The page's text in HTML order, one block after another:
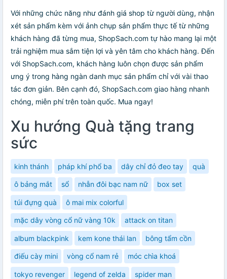
Với những chức năng như đánh giá shop từ người dùng, nhận
xét sản phẩm kèm với ảnh chụp sản phẩm thực tế từ những
khách hàng đã từng mua, ShopSach.com tự hào mang lại một
trải nghiệm mua sắm tiện lợi và yên tâm cho khách hàng. Đến
với ShopSach.com, khách hàng luôn chọn được sản phẩm
ưng ý trong hàng ngàn danh mục sản phẩm chỉ với vài thao
tác đơn giản. Bên cạnh đó, ShopSach.com giao hàng nhanh
chóng, miễn phí trên toàn quốc. Mua ngay!
Xu hướng Quà tặng trang
sức
kinh thánh pháp khí phổ ba dây chỉ đỏ đeo tay quà
ô bảng mắt sổ nhẫn đôi bạc nam nữ box set
túi đựng quà ô mai mix colorful
mặc dây vòng cổ nữ vàng 10k attack on titan
album blackpink kem kone thái lan bông tẩm cồn
điếu cày mini vòng cổ nam rẻ móc chìa khoá
tokyo revenger legend of zelda spider man